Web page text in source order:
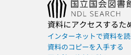
資料にアクセスするた
インターネットで資料を
資料のコピーを入手する